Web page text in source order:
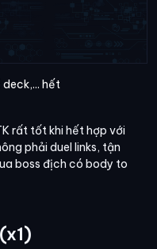
hết
rất tốt khi hết hợp với
phải duel links, tận
boss địch có body to